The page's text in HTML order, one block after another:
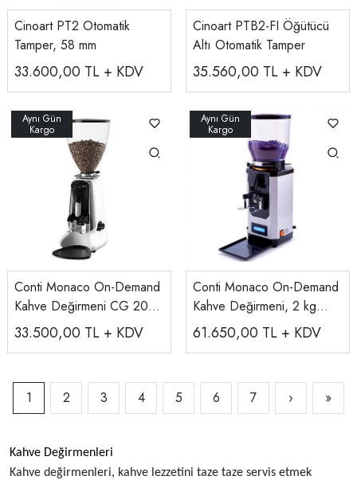
Cinoart PT2 Otomatik
Tamper, 58 mm
33.600,00 TL + KDV
Cinoart PTB2-FI Öğütücü
Altı Otomatik Tamper
35.560,00 TL + KDV
Conti Monaco On-Demand
Kahve Değirmeni CG 200
OD
33.500,00 TL + KDV
Conti Monaco On-Demand
Kahve Değirmeni, 2 kg
hazne CG 400 OD
61.650,00 TL + KDV
1 2 3 4 5 6 7 › »
Kahve Değirmenleri
Kahve değirmenleri, kahve lezzetini taze taze servis etmek